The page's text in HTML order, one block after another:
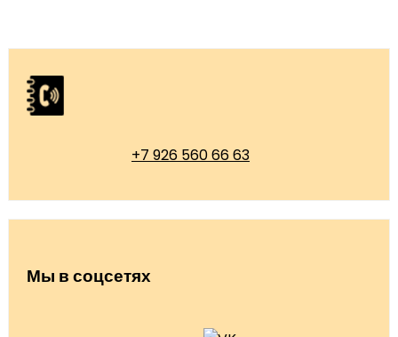
+7 926 560 66 63
Мы в соцсетях